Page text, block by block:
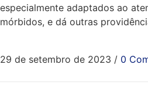
especialmente adaptados ao
mórbidos, e dá outras
29 de setembro de 2023 / 0